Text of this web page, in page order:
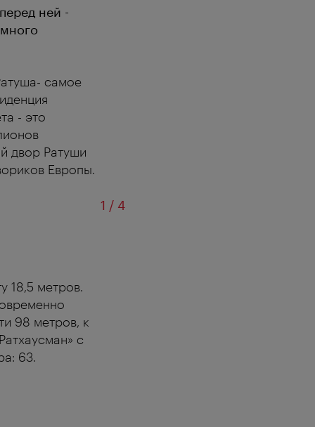
ней -
самое
- это
двор Ратуши
Европы.
1 /из
4
18,5 метров.
98 метров, к
с
63.